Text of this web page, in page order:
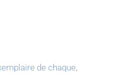
de chaque,